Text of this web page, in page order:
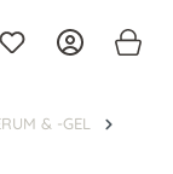
& -GEL